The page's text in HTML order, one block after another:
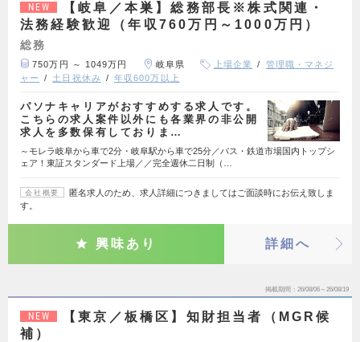
NEW
【岐阜／本巣】総務部長※株式関連・
法務経験歓迎（年収760万円～1000万円）
総務
750万円 ～ 1049万円 岐阜県 上場企業
管理職・マネジ
ャー
土日祝休み 年収600万以上
パソナキャリアがおすすめする求人です。
こちらの求人案件以外にも各業界の非公開
求人を多数保有しておりま…
～モレラ岐阜から車で2分・岐阜駅から車で25分／バス・鉄道市場国内トップシ
ェア！東証スタンダード上場／／完全週休二日制（…
会社概要
匿名求人のため、求人詳細につきましてはご面談時にお伝え致しま
す。
興味あり 詳細へ
掲載期間 26/08/06～26/08/19
NEW
【東京／板橋区】知財担当者（MGR候
補）